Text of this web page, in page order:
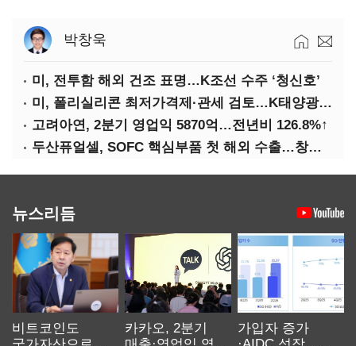
박창욱
미, 전투함 해외 건조 표명…K조선 수주 ‘청신호’
미, 폴리실리콘 최저가격제·관세 검토…K태양광 입지 확대 기대
고려아연, 2분기 영업익 5870억…전년비 126.8%↑
두산퓨얼셀, SOFC 핵심부품 첫 해외 수출…창사 이래 최대 규모
뉴스리듬
비트코인도
카카오, 2분기
가입자 증가